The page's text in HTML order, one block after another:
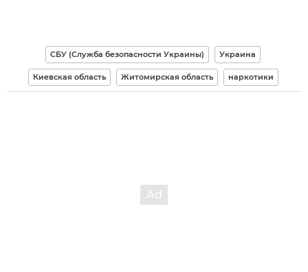
СБУ (Служба безопасности Украины) Украина
Киевская область Житомирская область наркотики